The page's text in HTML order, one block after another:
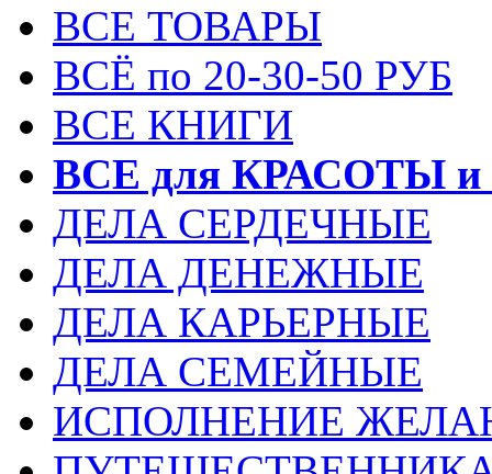
ВСЕ ТОВАРЫ
ВСЁ по 20-30-50 РУБ
ВСЕ КНИГИ
ВСЕ для КРАСОТЫ
ДЕЛА СЕРДЕЧНЫЕ
ДЕЛА ДЕНЕЖНЫЕ
ДЕЛА КАРЬЕРНЫЕ
ДЕЛА СЕМЕЙНЫЕ
ИСПОЛНЕНИЕ